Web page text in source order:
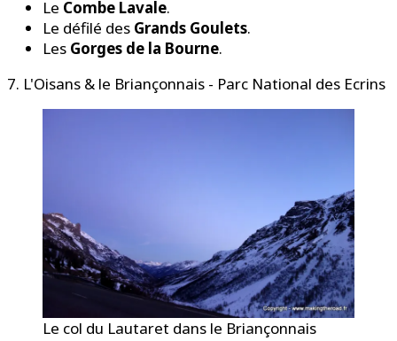
Le Combe Lavale.
Le défilé des Grands Goulets.
Les Gorges de la Bourne.
7. L'Oisans & le Briançonnais - Parc National des Ecrins
Le col du Lautaret dans le Briançonnais